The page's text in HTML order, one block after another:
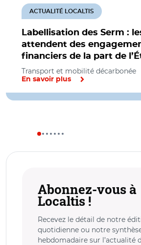
Labellisation des Serm :
attendent des
financiers de la part de
ACTUALITÉ LOCALTIS
Transport et mobilité décarbonée
En savoir plus
Abonnez-vous à
Localtis !
Recevez le détail de notre
quotidienne ou notre
hebdomadaire sur l’actualité